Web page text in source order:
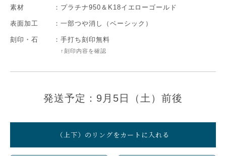
素材 ： プラチナ950＆K18イエローゴールド
表面加工 ： 一部つや消し（ベーシック）
刻印・石 ： 手打ち刻印無料
↑刻印内容を確認
発送予定：9月5日（土）前後
（上下）のリングをカートに入れる